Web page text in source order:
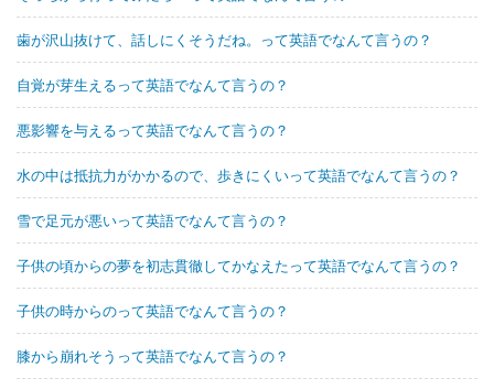
歯が沢山抜けて、話しにくそうだね。って英語でなんて言うの？
自覚が芽生えるって英語でなんて言うの？
悪影響を与えるって英語でなんて言うの？
水の中は抵抗力がかかるので、歩きにくいって英語でなんて言うの？
雪で足元が悪いって英語でなんて言うの？
子供の頃からの夢を初志貫徹してかなえたって英語でなんて言うの？
子供の時からのって英語でなんて言うの？
膝から崩れそうって英語でなんて言うの？